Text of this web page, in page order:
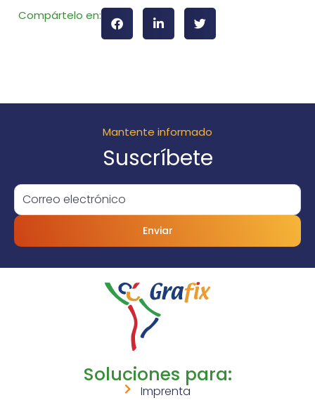
Compártelo en:
Mantente informado
Suscríbete
Enviar
Soluciones para:
Imprenta